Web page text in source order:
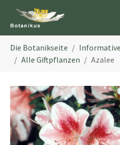
Die Botanikseite
Alle Giftpflanzen
Azalee